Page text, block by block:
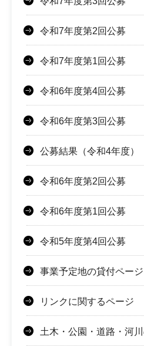
令和7年度第2回公募
令和7年度第1回公募
令和6年度第4回公募
令和6年度第3回公募
公募結果（令和4年度）
令和6年度第2回公募
令和6年度第1回公募
令和5年度第4回公募
事業予定地の貸付ページ
リンクに関するページ
土木・公園・道路・河